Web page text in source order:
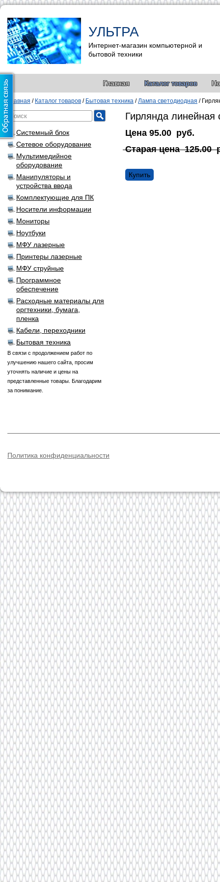
УЛЬТРА
Интернет-магазин компьютерной и
бытовой техники
Главная Каталог товаров
Главная / Каталог товаров / Бытовая техника / Лампа светодиодная /
Системный блок
Сетевое оборудование
Мультимедийное
оборудование
Манипуляторы и
устройства ввода
Комплектующие для ПК
Носители информации
Мониторы
Ноутбуки
МФУ лазерные
Принтеры лазерные
МФУ струйные
Программное
обеспечение
Расходные материалы для
оргтехники, бумага,
пленка
Кабели, переходники
Бытовая техника
В связи с продолжением работ по
улучшению нашего сайта, просим
уточнять наличие и цены на
представленные товары. Благодарим
за понимание.
Гирлянда линейная
Цена 95.00 руб.
Старая цена 125.00
Купить
Политика конфиденциальности